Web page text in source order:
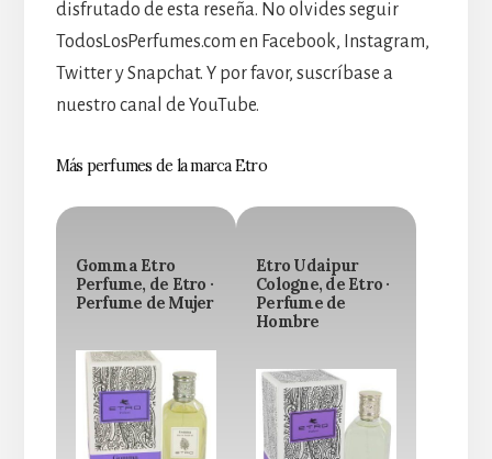
disfrutado de esta reseña. No olvides seguir
TodosLosPerfumes.com en Facebook, Instagram,
Twitter y Snapchat. Y por favor, suscríbase a
nuestro canal de YouTube.
Más perfumes de la marca Etro
Gomma Etro
Perfume, de Etro ·
Perfume de Mujer
Etro Udaipur
Cologne, de Etro ·
Perfume de
Hombre